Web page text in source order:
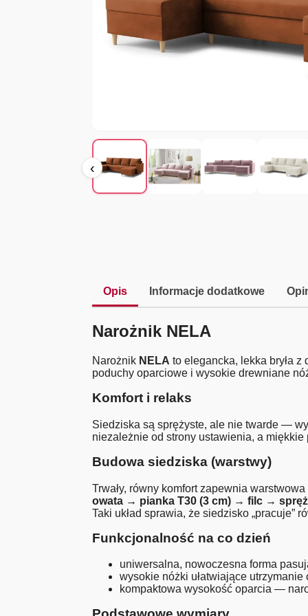
‹
Opis Informacje dodatkowe
Narożnik NELA
Narożnik NELA to elegancka, lekka bryła
poduchy oparciowe i wysokie drewniane
Komfort i relaks
Siedziska są sprężyste, ale nie twarde —
niezależnie od strony ustawienia, a
Budowa siedziska (warstwy)
Trwały, równy komfort zapewnia
owata → pianka T30 (3 cm) → filc →
Taki układ sprawia, że siedzisko „pracuje”
Funkcjonalność na co dzień
uniwersalna, nowoczesna forma
wysokie nóżki ułatwiające utrzymanie
kompaktowa wysokość oparcia —